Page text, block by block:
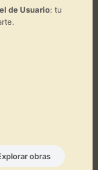
de Usuario: tu
obras